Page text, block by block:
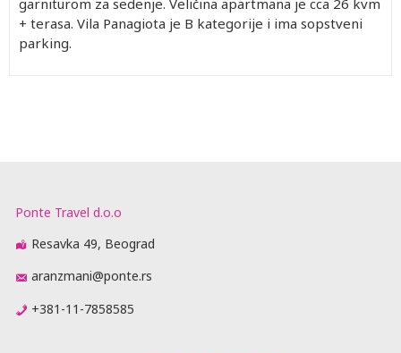
garniturom za sedenje. Veličina apartmana je cca 26 kvm
+ terasa. Vila Panagiota je B kategorije i ima sopstveni
parking.
Ponte Travel d.o.o
Resavka 49, Beograd
aranzmani@ponte.rs
+381-11-7858585